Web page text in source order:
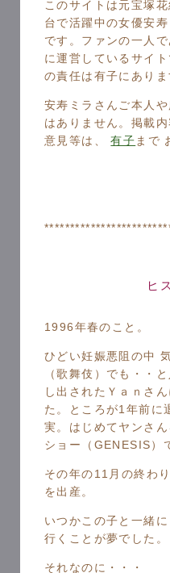
このサイトは元宝塚
台で活躍中の女優安
です。ファンの一人
に運営しているサイ
の責任は有子にありま
安寿ミラさんご本人
はありません。掲載
意見等は、有子まで
ヒ
1996年春のこと。
ひどい妊娠悪阻の中
（歌舞伎）でも・・
し出されたＹａｎさ
た。ところが1年前に
実。はじめてヤンさ
ショー（GENESIS）
その年の11月の終わ
を出産。
いつかこの子と一緒
行くことが夢でした。
それなのに・・・